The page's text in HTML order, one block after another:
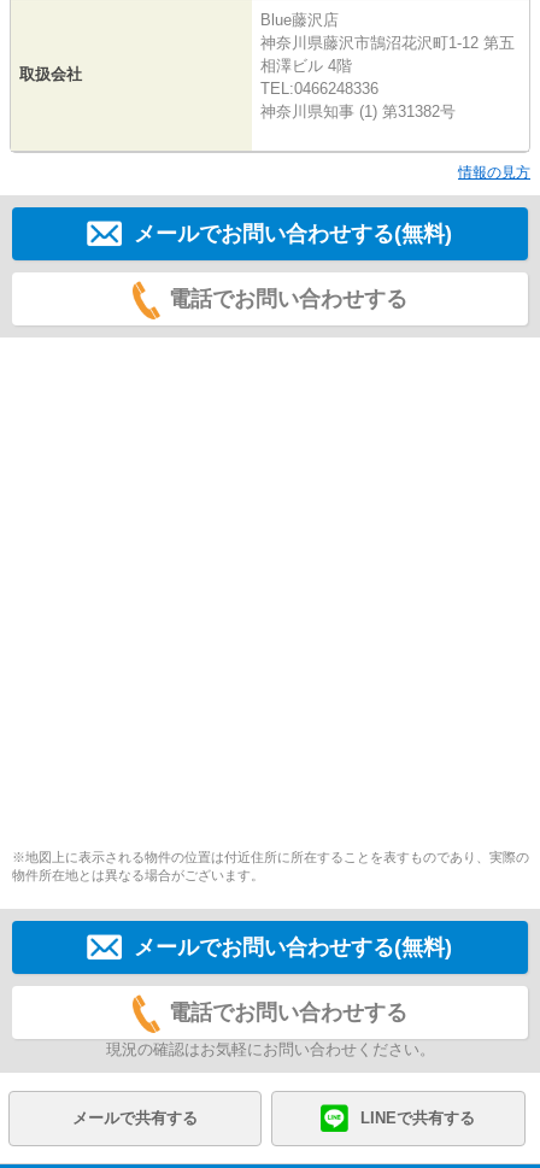
取扱会社
Blue藤沢店
神奈川県藤沢市鵠沼花沢町1-12 第五
相澤ビル 4階
TEL:0466248336
神奈川県知事 (1) 第31382号
情報の見方
メールでお問い合わせする(無料)
電話でお問い合わせする
※地図上に表示される物件の位置は付近住所に所在することを表すものであり、実際の
物件所在地とは異なる場合がございます。
メールでお問い合わせする(無料)
電話でお問い合わせする
現況の確認はお気軽にお問い合わせください。
メールで共有する LINEで共有する